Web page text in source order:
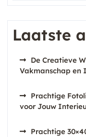
Laatste
De Creatieve
Vakmanschap en
Prachtige
voor Jouw
Prachtige